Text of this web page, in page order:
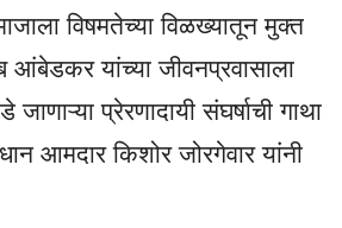
विषमतेच्या विळख्यातून मुक्त
आंबेडकर यांच्या जीवनप्रवासाला
प्रेरणादायी संघर्षाची गाथा
आमदार किशोर जोरगेवार यांनी